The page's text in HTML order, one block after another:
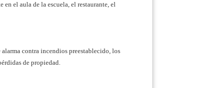
el aula de la escuela, el restaurante, el
contra incendios preestablecido, los
de propiedad.